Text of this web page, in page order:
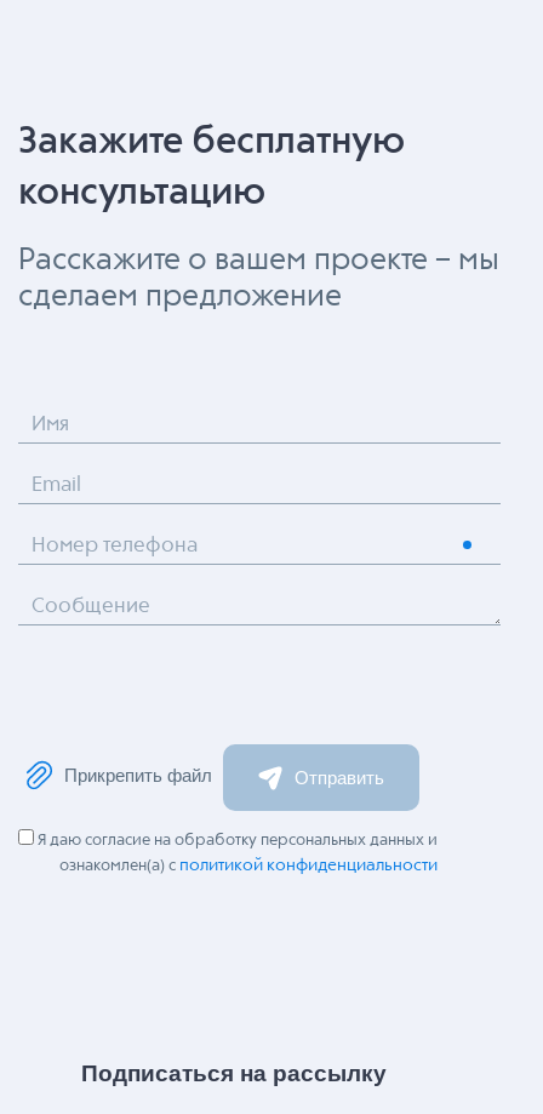
Закажите бесплатную
консультацию
Расскажите о вашем проекте – мы
сделаем предложение
Имя
Email
Номер телефона
Сообщение
Прикрепить файл Отправить
Я даю согласие на обработку персональных данных и
ознакомлен(а) с политикой конфиденциальности
Подписаться на рассылку